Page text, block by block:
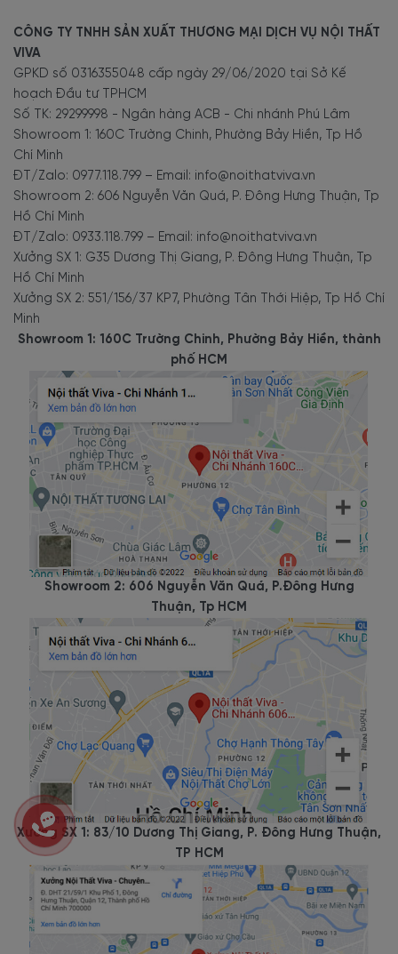
CÔNG TY TNHH SẢN XUẤT THƯƠNG MẠI DỊCH VỤ NỘI THẤT
VIVA
GPKD số 0316355048 cấp ngày 29/06/2020 tại Sở Kế
hoạch Đầu tư TPHCM
Số TK: 29299998 - Ngân hàng ACB - Chi nhánh Phú Lâm
Showroom 1: 160C Trường Chinh, Phường Bảy Hiền, Tp Hồ
Chí Minh
ĐT/Zalo: 0977.118.799 – Email: info@noithatviva.vn
Showroom 2: 606 Nguyễn Văn Quá, P. Đông Hưng Thuận, Tp
Hồ Chí Minh
ĐT/Zalo: 0933.118.799 – Email: info@noithatviva.vn
Xưởng SX 1: G35 Dương Thị Giang, P. Đông Hưng Thuận, Tp
Hồ Chí Minh
Xưởng SX 2: 551/156/37 KP7, Phường Tân Thới Hiệp, Tp Hồ Chí
Minh
Showroom 1: 160C Trường Chinh, Phường Bảy Hiền, thành
phố HCM
Showroom 2: 606 Nguyễn Văn Quá, P.Đông Hưng
Thuận, Tp HCM
Xưởng SX 1: 83/10 Dương Thị Giang, P. Đông Hưng Thuận,
TP HCM